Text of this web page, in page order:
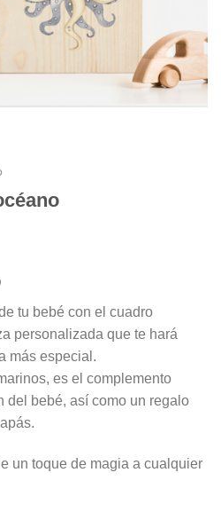
tu bebé con el cuadro
personalizada que te hará
más especial.
es el complemento
del bebé, así como un regalo
un toque de magia a cualquier